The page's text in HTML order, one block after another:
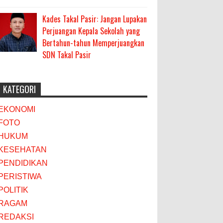
Kades Takal Pasir: Jangan Lupakan
Perjuangan Kepala Sekolah yang
Bertahun-tahun Memperjuangkan
SDN Takal Pasir
KATEGORI